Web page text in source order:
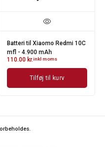
Batteri til Xiaomo Redmi 10C
mfl - 4.900 mAh
110.00 kr.inkl moms
Tilføj til kurv